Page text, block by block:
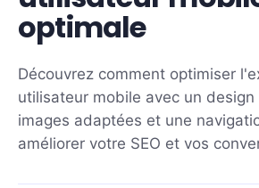
optimale
Découvrez comment optimiser
utilisateur mobile avec un
images adaptées et une
améliorer votre SEO et vos